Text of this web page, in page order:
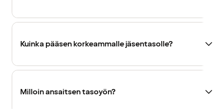
Kuinka pääsen korkeammalle jäsentasolle?
Milloin ansaitsen tasoyön?